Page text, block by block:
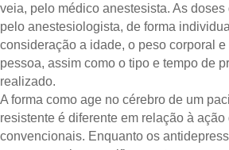
veia, pelo médico anestesista. As
pelo anestesiologista, de forma
consideração a idade, o peso corporal
pessoa, assim como o tipo e tempo de
realizado.
A forma como age no cérebro de um
resistente é diferente em relação à
convencionais. Enquanto os